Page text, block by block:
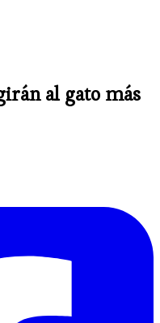
al gato más